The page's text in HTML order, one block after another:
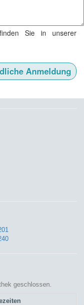
Sie in unserer
geschlossen.